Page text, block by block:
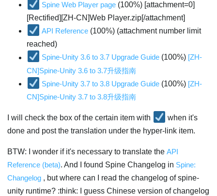
Spine Web Player page (100%) [attachment=0]
[Rectified][ZH-CN]Web Player.zip[/attachment]
API Reference (100%) (attachment number limit
reached)
Spine-Unity 3.6 to 3.7 Upgrade Guide (100%) [ZH-
CN]Spine-Unity 3.6 to 3.7升级指南
Spine-Unity 3.7 to 3.8 Upgrade Guide (100%) [ZH-
CN]Spine-Unity 3.7 to 3.8升级指南
I will check the box of the certain item with
when it's
done and post the translation under the hyper-link item.
BTW: I wonder if it's necessary to translate the API
Reference (beta). And I found Spine Changelog in Spine:
Changelog , but where can I read the changelog of spine-
unity runtime? :think: I guess Chinese version of changelog